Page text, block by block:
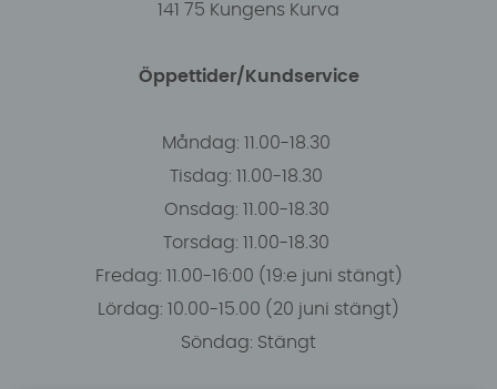
141 75 Kungens Kurva
Öppettider/Kundservice
Måndag: 11.00-18.30
Tisdag: 11.00-18.30
Onsdag: 11.00-18.30
Torsdag: 11.00-18.30
Fredag: 11.00-16:00 (19:e juni stängt)
Lördag: 10.00-15.00 (20 juni stängt)
Söndag: Stängt